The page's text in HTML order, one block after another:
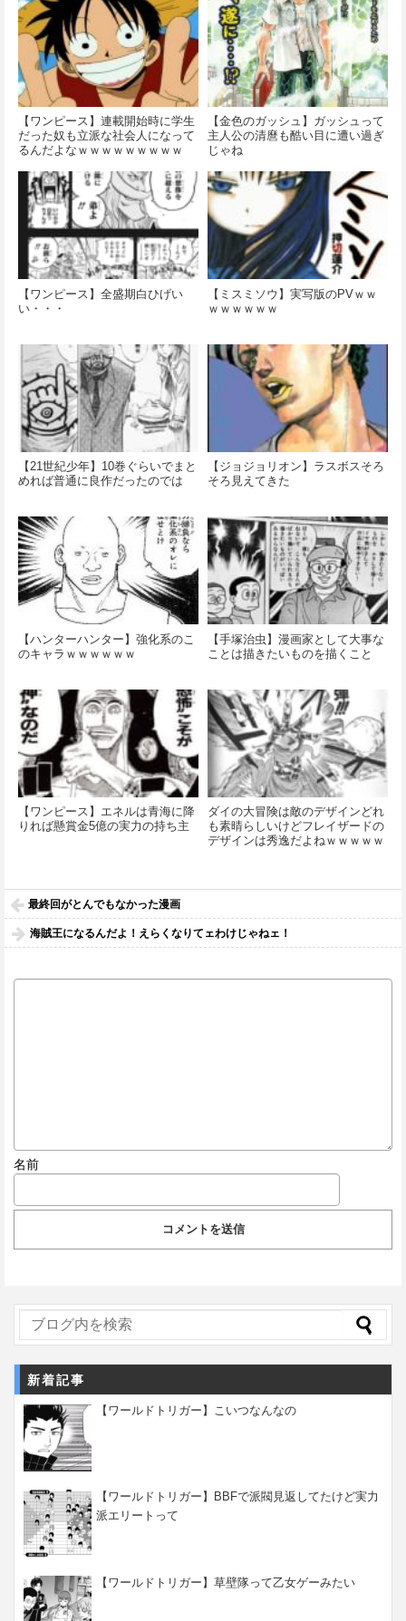
【ワンピース】連載開始時に学生
だった奴も立派な社会人になって
るんだよなｗｗｗｗｗｗｗｗｗ
【金色のガッシュ】ガッシュって
主人公の清麿も酷い目に遭い過ぎ
じゃね
【ワンピース】全盛期白ひげい
い・・・
【ミスミソウ】実写版のPVｗｗ
ｗｗｗｗｗｗ
【21世紀少年】10巻ぐらいでまと
めれば普通に良作だったのでは
【ジョジョリオン】ラスボスそろ
そろ見えてきた
【ハンターハンター】強化系のこ
のキャラｗｗｗｗｗｗ
【手塚治虫】漫画家として大事な
ことは描きたいものを描くこと
【ワンピース】エネルは青海に降
りれば懸賞金5億の実力の持ち主
ダイの大冒険は敵のデザインどれ
も素晴らしいけどフレイザードの
デザインは秀逸だよねｗｗｗｗｗ
最終回がとんでもなかった漫画
海賊王になるんだよ！えらくなりてェわけじゃねェ！
名前
新着記事
【ワールドトリガー】こいつなんなの
【ワールドトリガー】BBFで派閥見返してたけど実力
派エリートって
【ワールドトリガー】草壁隊って乙女ゲーみたい